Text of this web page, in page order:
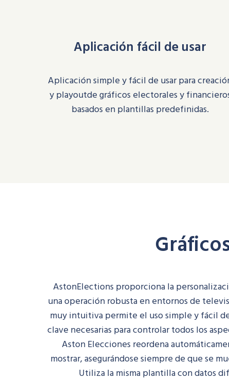
Aplicación fácil de usar
Aplicación simple y fácil de usarpara
y playoutde gráficos electorales y
basados en plantillas predefinidas.
AstonElections proporciona la
una operación robusta en entornos de
muy intuitiva permite el uso simple y fácil
clave necesarias para controlar todos los
Aston Elecciones reordena
mostrar, asegurándose siempre de que se
Utiliza la misma plantilla con datos